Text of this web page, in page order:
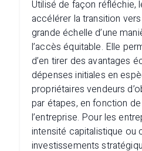
Utilisé de façon réfléchie,
accélérer la transition vers
grande échelle d’une
l’accès équitable. Elle
d’en tirer des avantages
dépenses initiales en
propriétaires vendeurs
par étapes, en fonction
l’entreprise. Pour les
intensité capitalistique ou
investissements